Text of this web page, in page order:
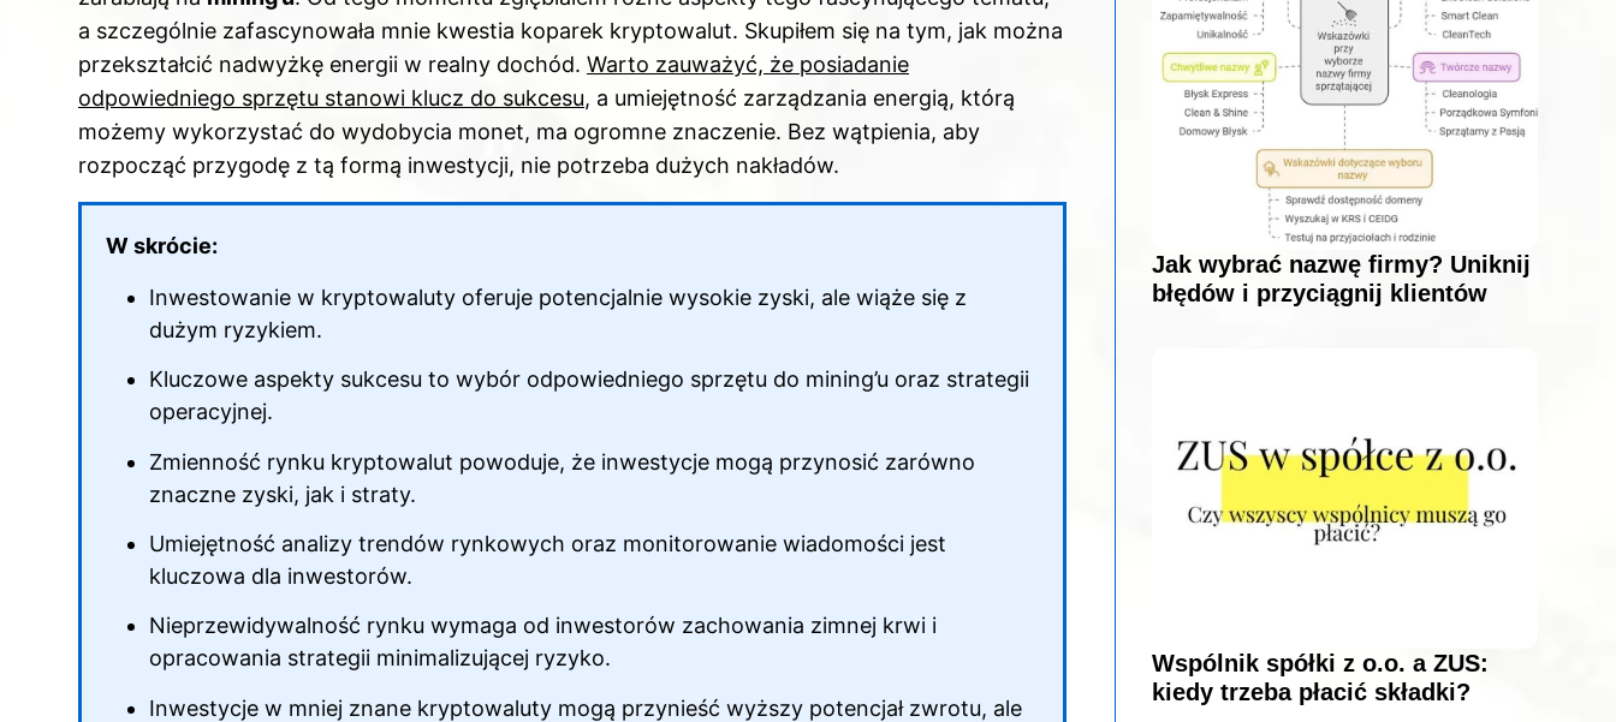
b
o
o
k
st
t
r
dI
n
a szczególnie zafascynowała mnie kwestia koparek kryptowalut. Skupiłem się na tym, jak można
przekształcić nadwyżkę energii w realny dochód. Warto zauważyć, że posiadanie
odpowiedniego sprzętu stanowi klucz do sukcesu, a umiejętność zarządzania energią, którą
możemy wykorzystać do wydobycia monet, ma ogromne znaczenie. Bez wątpienia, aby
rozpocząć przygodę z tą formą inwestycji, nie potrzeba dużych nakładów.
W skrócie:
Inwestowanie w kryptowaluty oferuje potencjalnie wysokie zyski, ale wiąże się z
dużym ryzykiem.
Kluczowe aspekty sukcesu to wybór odpowiedniego sprzętu do mining’u oraz strategii
operacyjnej.
Zmienność rynku kryptowalut powoduje, że inwestycje mogą przynosić zarówno
znaczne zyski, jak i straty.
Umiejętność analizy trendów rynkowych oraz monitorowanie wiadomości jest
kluczowa dla inwestorów.
Nieprzewidywalność rynku wymaga od inwestorów zachowania zimnej krwi i
opracowania strategii minimalizującej ryzyko.
Inwestycje w mniej znane kryptowaluty mogą przynieść wyższy potencjał zwrotu, ale
Jak wybrać nazwę firmy? Uniknij
błędów i przyciągnij klientów
Wspólnik spółki z o.o. a ZUS:
kiedy trzeba płacić składki?